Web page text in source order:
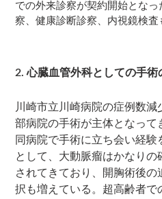
での外来診察が契約開始とな
察、健康診断診察、内視鏡検査
2. 心臓血管外科としての手術
川崎市立川崎病院の症例数
部病院の手術が主体となって
同病院で手術に立ち会い経
として、大動脈瘤はかなりの
されてきており、開胸術後
択も増えている。超高齢者で